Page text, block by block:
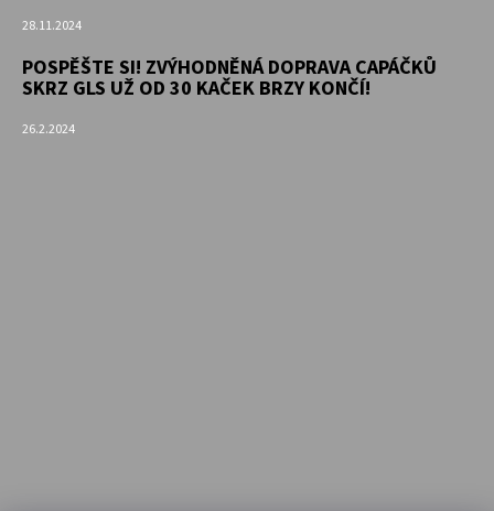
28.11.2024
POSPĚŠTE SI! ZVÝHODNĚNÁ DOPRAVA CAPÁČKŮ
SKRZ GLS UŽ OD 30 KAČEK BRZY KONČÍ!
26.2.2024